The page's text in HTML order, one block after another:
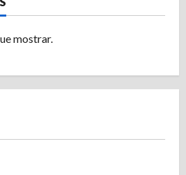
mostrar.